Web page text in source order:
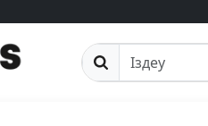
Сайттан іздеу